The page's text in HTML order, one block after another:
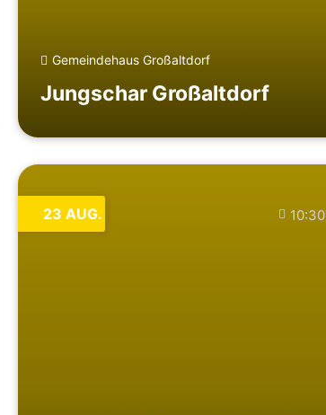
Gemeindehaus Großaltdorf
Jungschar Großaltdorf
23 AUG. 10:30